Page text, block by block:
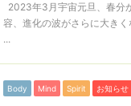
2023年3月宇宙元旦、春分
容、進化の波がさらに大き
...
Body Mind Spirit お知らせ